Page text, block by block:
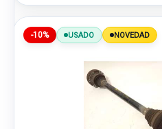
-10% USADO NOVEDAD